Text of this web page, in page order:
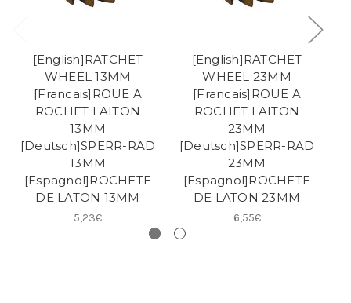
[English]RATCHET
WHEEL 13MM
[Francais]ROUE A
ROCHET LAITON
13MM
[Deutsch]SPERR-RAD
13MM
[Espagnol]ROCHETE
DE LATON 13MM
5,23€
[English]RATCHET
WHEEL 23MM
[Francais]ROUE A
ROCHET LAITON
23MM
[Deutsch]SPERR-RAD
23MM
[Espagnol]ROCHETE
DE LATON 23MM
6,55€